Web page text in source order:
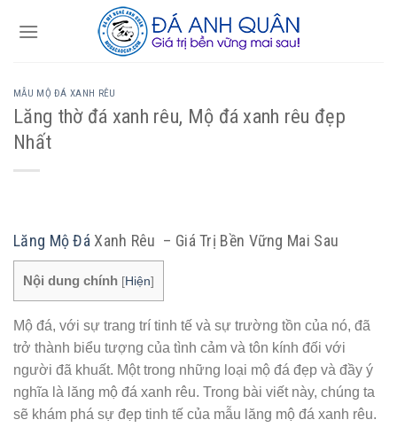
MẪU MỘ ĐÁ XANH RÊU
Lăng thờ đá xanh rêu, Mộ đá xanh rêu đẹp
Nhất
Lăng Mộ Đá Xanh Rêu – Giá Trị Bền Vững Mai Sau
Nội dung chính [Hiện]
Mộ đá, với sự trang trí tinh tế và sự trường tồn của nó, đã
trở thành biểu tượng của tình cảm và tôn kính đối với
người đã khuất. Một trong những loại mộ đá đẹp và đầy ý
nghĩa là lăng mộ đá xanh rêu. Trong bài viết này, chúng ta
sẽ khám phá sự đẹp tinh tế của mẫu lăng mộ đá xanh rêu.